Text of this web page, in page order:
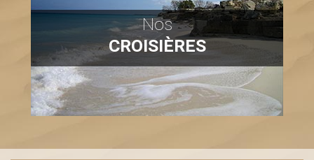
Nos
CROISIÈRES